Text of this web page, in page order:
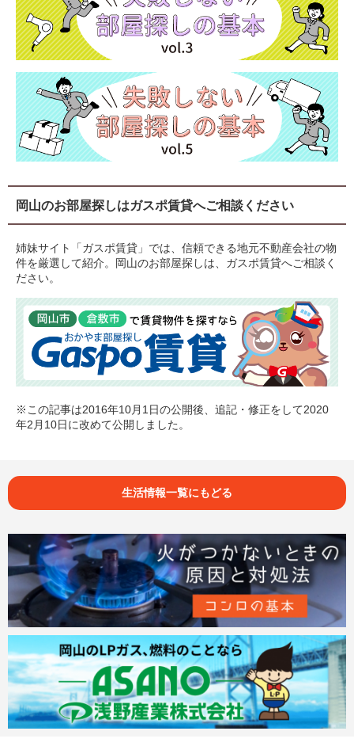
岡山のお部屋探しはガスポ賃貸へご相談ください
姉妹サイト「ガスポ賃貸」では、信頼できる地元不動産会社の物
件を厳選して紹介。岡山のお部屋探しは、ガスポ賃貸へご相談く
ださい。
※この記事は2016年10月1日の公開後、追記・修正をして2020
年2月10日に改めて公開しました。
生活情報一覧にもどる